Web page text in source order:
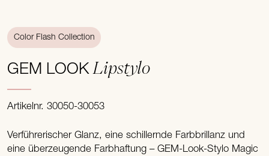
Color Flash Collection
GEM LOOKLipstylo
Artikelnr. 30050-30053
Verführerischer Glanz, eine schillernde Farbbrillanz und
eine überzeugende Farbhaftung – GEM-Look-Stylo Magic